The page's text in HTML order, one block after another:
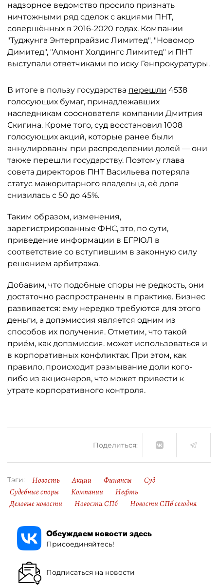
надзорное ведомство просило признать
ничтожными ряд сделок с акциями ПНТ,
совершённых в 2016-2020 годах. Компании
"Туджунга Энтерпрайзис Лимитед", "Новомор
Димитед", "Алмонт Холдингс Лимитед" и ПНТ
выступали ответчиками по иску Генпрокуратуры.
В итоге в пользу государства перешли 4538
голосующих бумаг, принадлежавших
наследникам сооснователя компании Дмитрия
Скигина. Кроме того, суд восстановил 1008
голосующих акций, которые ранее были
аннулированы при распределении долей — они
также перешли государству. Поэтому глава
совета директоров ПНТ Васильева потеряла
статус мажоритарного владельца, её доля
снизилась с 50 до 45%.
Таким образом, изменения,
зарегистрированные ФНС, это, по сути,
приведение информации в ЕГРЮЛ в
соответствие со вступившим в законную силу
решением арбитража.
Добавим, что подобные споры не редкость, они
достаточно распространены в практике. Бизнес
развивается: ему нередко требуются для этого
деньги, а допэмиссия является одним из
способов их получения. Отметим, что такой
приём, как допэмиссия. может использоваться и
в корпоративных конфликтах. При этом, как
правило, происходит размывание доли кого-
либо из акционеров, что может привести к
утрате корпоративного контроля.
Поделиться:
Тэги: Новость Акции Финансы
Суд
Судебные споры
Компании
Нефть
Деловые новости
Новости СПб Новости СПб сегодня
Обсуждаем новости здесь
Присоединяйтесь!
Подписаться на новости